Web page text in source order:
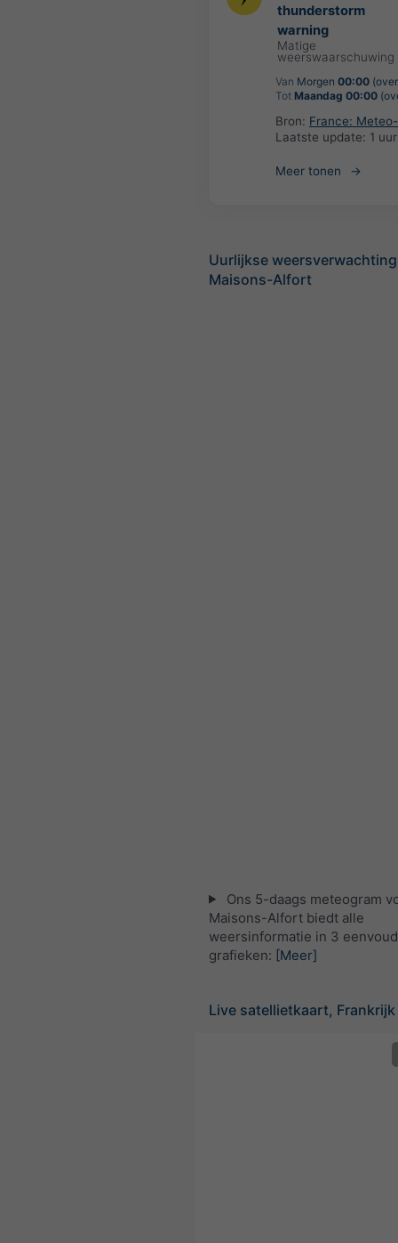
thunderstorm
warning
Matige
weerswaarschuwing
Van Morgen 00:00
Tot Maandag 00:00
Bron: France:
Laatste update: 1
Meer tonen
Uurlijkse
Maisons-Alfort
Ons 5-daags meteogram
Maisons-Alfort biedt alle
weersinformatie in 3
grafieken: [Meer]
Live satellietkaart, Frankrijk